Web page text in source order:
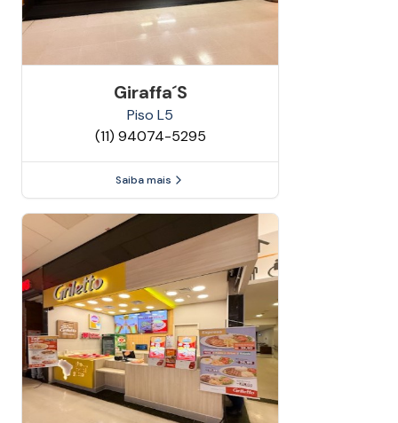
Giraffa´s
Piso L5
(11) 94074-5295
Saiba mais